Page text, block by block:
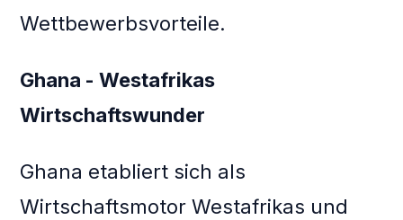
Wettbewerbsvorteile.
Ghana - Westafrikas
Wirtschaftswunder
Ghana etabliert sich als
Wirtschaftsmotor Westafrikas und